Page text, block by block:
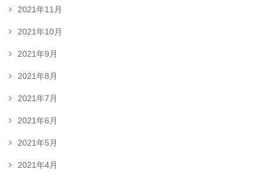
2021年11月
2021年10月
2021年9月
2021年8月
2021年7月
2021年6月
2021年5月
2021年4月